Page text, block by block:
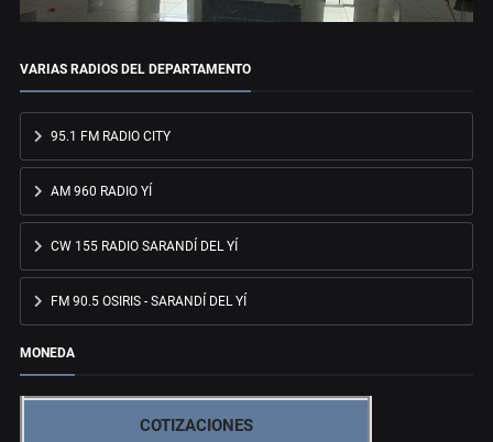
VARIAS RADIOS DEL DEPARTAMENTO
95.1 FM RADIO CITY
AM 960 RADIO YÍ
CW 155 RADIO SARANDÍ DEL YÍ
FM 90.5 OSIRIS - SARANDÍ DEL YÍ
MONEDA
COTIZACIONES